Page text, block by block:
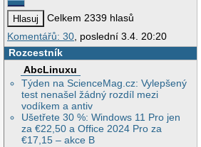
Celkem 2339 hlasů
Komentářů: 30 , poslední 3.4. 20:20
Rozcestník
AbcLinuxu
Týden na ScienceMag.cz: Vylepšený
test nenašel žádný rozdíl mezi
vodíkem a antiv
Ušetřete 30 %: Windows 11 Pro jen
za €22,50 a Office 2024 Pro za
€17,15 – akce B